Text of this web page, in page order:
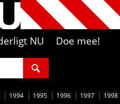
NU Doe mee!
1994 1995 1996 1997 1998